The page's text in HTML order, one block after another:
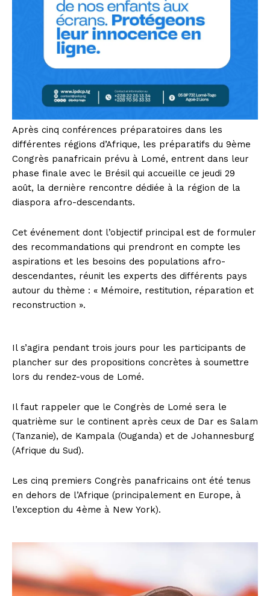
Après cinq conférences préparatoires dans les
différentes régions d’Afrique, les préparatifs du 9ème
Congrès panafricain prévu à Lomé, entrent dans leur
phase finale avec le Brésil qui accueille ce jeudi 29
août, la dernière rencontre dédiée à la région de la
diaspora afro-descendants.
Cet événement dont l’objectif principal est de formuler
des recommandations qui prendront en compte les
aspirations et les besoins des populations afro-
descendantes, réunit les experts des différents pays
autour du thème : « Mémoire, restitution, réparation et
reconstruction ».
Il s’agira pendant trois jours pour les participants de
plancher sur des propositions concrètes à soumettre
lors du rendez-vous de Lomé.
Il faut rappeler que le Congrès de Lomé sera le
quatrième sur le continent après ceux de Dar es Salam
(Tanzanie), de Kampala (Ouganda) et de Johannesburg
(Afrique du Sud).
Les cinq premiers Congrès panafricains ont été tenus
en dehors de l’Afrique (principalement en Europe, à
l’exception du 4ème à New York).